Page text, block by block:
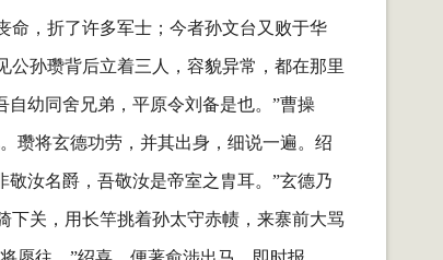
命，折了许多军士；今者孙文台又败于华
公孙瓒背后立着三人，容貌异常，都在那里
自幼同舍兄弟，平原令刘备是也。”曹操
瓒将玄德功劳，并其出身，细说一遍。绍
敬汝名爵，吾敬汝是帝室之胄耳。”玄德乃
下关，用长竿挑着孙太守赤帻，来寨前大骂